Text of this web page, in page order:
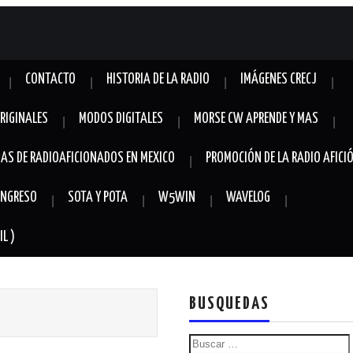
CONTACTO HISTORIA DE LA RADIO IMÁGENES CRECJ
MODOS DIGITALES MORSE CW APRENDE Y MAS
DE RADIOAFICIONADOS EN MEXICO PROMOCIÓN DE LA RADIO
SOTA Y POTA W5WIN WAVELOG
)
BUSQUEDAS